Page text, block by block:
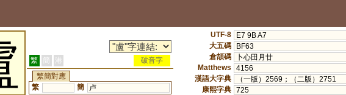
繁 簡 港
破音字
繁簡對應
繁
簡 卢
UTF-8
E7 9B A7
大五碼
BF63
倉頡碼
卜心田月廿
Matthews
4156
漢語大字典
（一版）2569；（二版）2751
康熙字典 725